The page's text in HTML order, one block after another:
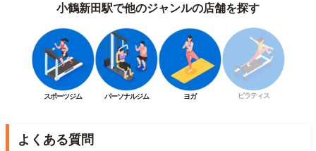
小鶴新田駅で他のジャンルの店舗を探す
スポーツジム パーソナルジム ヨガ ピラティス
よくある質問